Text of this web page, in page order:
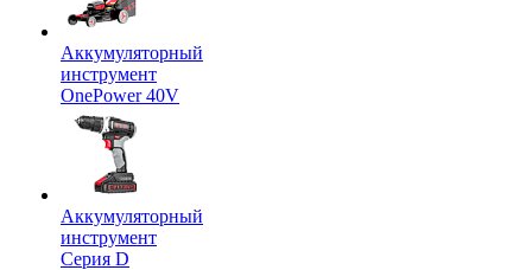
Аккумуляторный
инструмент
OnePower 40V
Аккумуляторный
инструмент
Серия D